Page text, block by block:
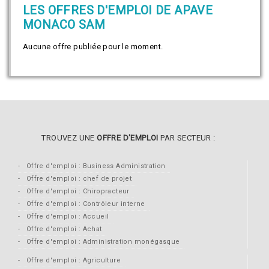
LES OFFRES D'EMPLOI DE APAVE
MONACO SAM
Aucune offre publiée pour le moment.
TROUVEZ UNEOFFRE D'EMPLOI PAR SECTEUR :
Offre d'emploi : Business Administration
Offre d'emploi : chef de projet
Offre d'emploi : Chiropracteur
Offre d'emploi : Contrôleur interne
Offre d'emploi : Accueil
Offre d'emploi : Achat
Offre d'emploi : Administration monégasque
Offre d'emploi : Agriculture